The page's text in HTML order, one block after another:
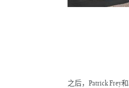
之后，Patrick Frey